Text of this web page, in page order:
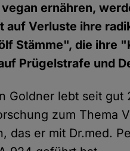
ernähren,
auf Verluste ihre
Stämme", die ihre
Prügelstrafe und
Goldner lebt seit
zum Thema
das er mit Dr.med.